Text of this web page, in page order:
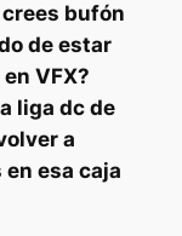
bufón
de estar
VFX?
liga dc de
a
esa caja